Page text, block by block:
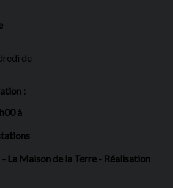
de
:
à
La Maison de la Terre - Réalisation